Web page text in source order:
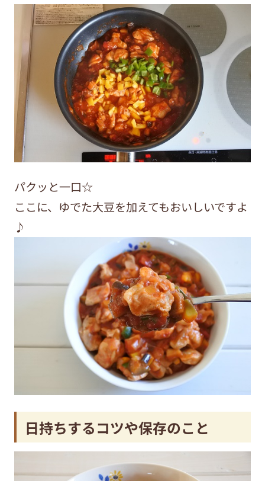
パクッと一口☆
ここに、ゆでた大豆を加えてもおいしいですよ
♪
日持ちするコツや保存のこと